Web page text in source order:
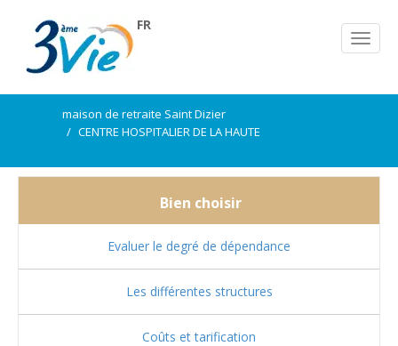
FR
maison de retraite Saint Dizier
CENTRE HOSPITALIER DE LA HAUTE
Bien choisir
Evaluer le degré de dépendance
Les différentes structures
Coûts et tarification